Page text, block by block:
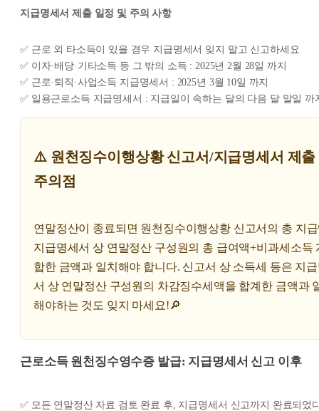
지급명세서 제출 일정 및 주의 사항
✅ 근로 외 타소득이 있을 경우 지급명세서 잊지 말고 신고하세요
✅ 이자·배당·기타소득 등 그 밖의 소득 : 2025년 2월 28일 까지
✅ 근로·퇴직·사업소득 지급명세서 : 2025년 3월 10일 까지
✅ 일용근로소득 지급명세서 : 지급일이 속하는 달의 다음 달 말일 까
⚠️ 원천징수이행상황 신고서/지급명세서 제출
주의점
연말정산이 종료되면 원천징수이행상황 신고서의 총 지
지급명세서 상 연말정산 구성원의 총 급여액+비과세소득
합한 금액과 일치해야 합니다. 신고서 상 소득세 등은 지
서 상 연말정산 구성원의 차감징수세액을 합계한 금액과
해야하는 것도 잊지 마세요!🔎
근로소득 원천징수영수증 발급: 지급명세서 신고 이후
✅ 모든 연말정산 자료 검토 완료 후, 지급명세서 신고까지 완료되었